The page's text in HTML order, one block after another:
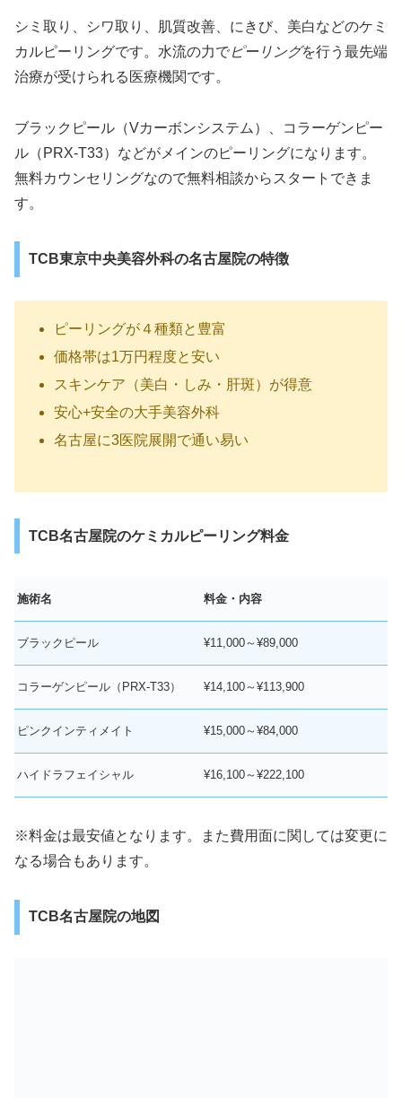
シミ取り、シワ取り、肌質改善、にきび、美白などのケミ
カルピーリングです。水流の力でピーリングを行う最先端
治療が受けられる医療機関です。
ブラックピール（Vカーボンシステム）、コラーゲンピー
ル（PRX-T33）などがメインのピーリングになります。
無料カウンセリングなので無料相談からスタートできま
す。
TCB東京中央美容外科の名古屋院の特徴
ピーリングが４種類と豊富
価格帯は1万円程度と安い
スキンケア（美白・しみ・肝斑）が得意
安心+安全の大手美容外科
名古屋に3医院展開で通い易い
TCB名古屋院のケミカルピーリング料金
施術名 料金・内容
ブラックピール ¥11,000～¥89,000
コラーゲンピール（PRX-T33） ¥14,100～¥113,900
ピンクインティメイト ¥15,000～¥84,000
ハイドラフェイシャル ¥16,100～¥222,100
※料金は最安値となります。また費用面に関しては変更に
なる場合もあります。
TCB名古屋院の地図